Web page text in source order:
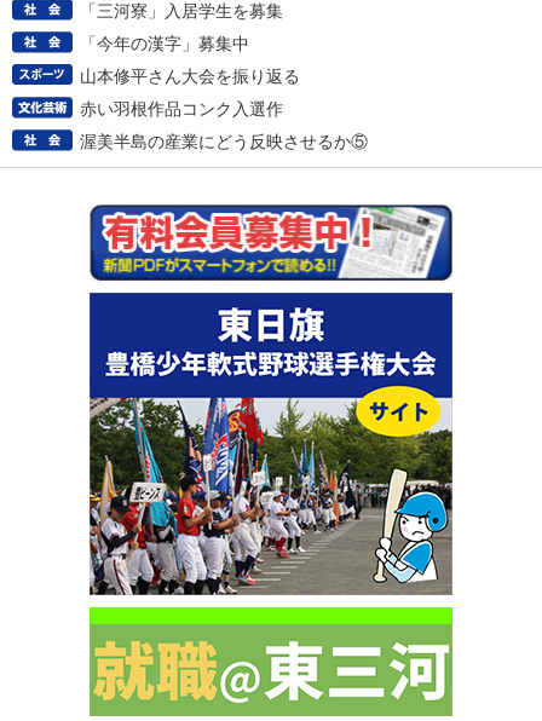
「三河寮」入居学生を募集
「今年の漢字」募集中
山本修平さん大会を振り返る
赤い羽根作品コンク入選作
渥美半島の産業にどう反映させるか⑤